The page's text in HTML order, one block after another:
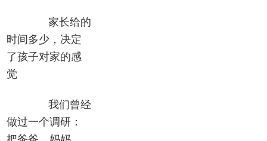
家长给的
时间多少，决定
了孩子对家的感
觉
我们曾经
做过一个调研：